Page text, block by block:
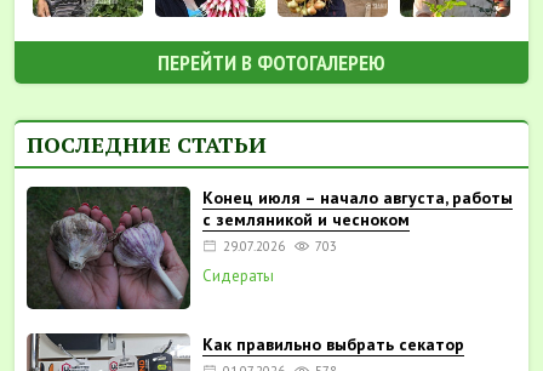
ПЕРЕЙТИ В ФОТОГАЛЕРЕЮ
ПОСЛЕДНИЕ СТАТЬИ
Конец июля – начало августа, работы
с земляникой и чесноком
29.07.2026 703
Сидераты
Как правильно выбрать секатор